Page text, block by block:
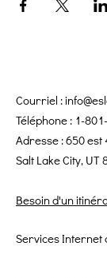
Courriel :
Téléphone : 1-
Adresse : 650
Salt Lake City, UT
Besoin d'un
Services Internet